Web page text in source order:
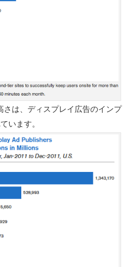
さは、ディスプレイ広告のインプ
います。